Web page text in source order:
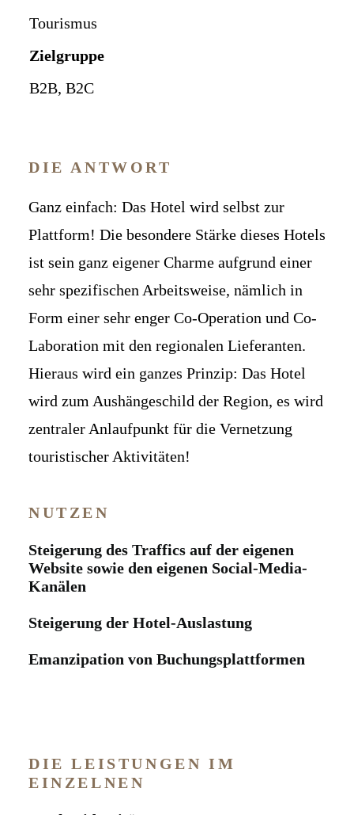
Tourismus
Zielgruppe
B2B, B2C
DIE ANTWORT
Ganz einfach: Das Hotel wird selbst zur
Plattform! Die besondere Stärke dieses Hotels
ist sein ganz eigener Charme aufgrund einer
sehr spezifischen Arbeitsweise, nämlich in
Form einer sehr enger Co-Operation und Co-
Laboration mit den regionalen Lieferanten.
Hieraus wird ein ganzes Prinzip: Das Hotel
wird zum Aushängeschild der Region, es wird
zentraler Anlaufpunkt für die Vernetzung
touristischer Aktivitäten!
NUTZEN
Steigerung des Traffics auf der eigenen
Website sowie den eigenen Social-Media-
Kanälen
Steigerung der Hotel-Auslastung
Emanzipation von Buchungsplattformen
DIE LEISTUNGEN IM
EINZELNEN